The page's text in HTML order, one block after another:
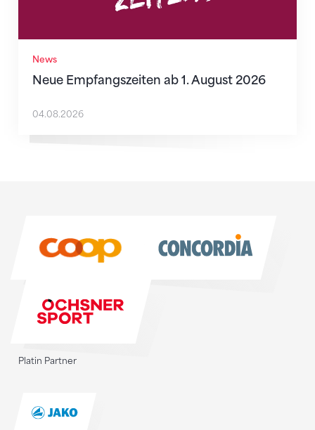
News
Neue Empfangszeiten ab 1. August 2026
04.08.2026
Platin Partner